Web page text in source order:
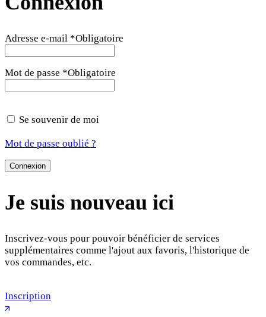
Adresse e-mail *Obligatoire
Mot de passe *Obligatoire
Se souvenir de moi
Mot de passe oublié ?
Connexion
Je suis nouveau ici
Inscrivez-vous pour pouvoir bénéficier de services
supplémentaires comme l'ajout aux favoris, l'historique de
vos commandes, etc.
Inscription